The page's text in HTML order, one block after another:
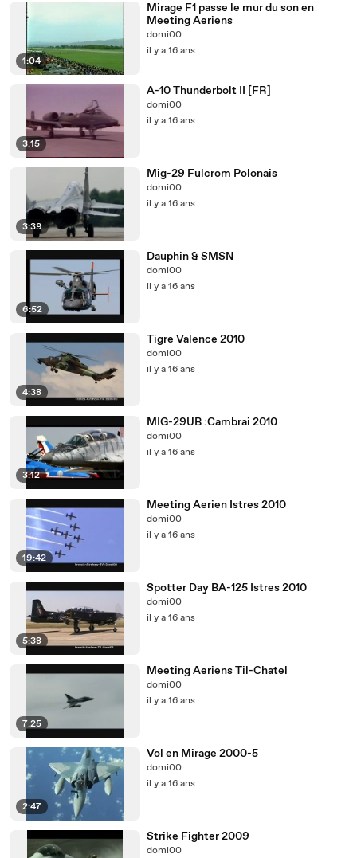
1:04
Mirage F1 passe le mur du son en
Meeting Aeriens
domi00
il y a 16 ans
3:15
A-10 Thunderbolt II [FR]
domi00
il y a 16 ans
3:39
Mig-29 Fulcrom Polonais
domi00
il y a 16 ans
6:52
Dauphin & SMSN
domi00
il y a 16 ans
4:38
Tigre Valence 2010
domi00
il y a 16 ans
3:12
MIG-29UB :Cambrai 2010
domi00
il y a 16 ans
19:42
Meeting Aerien Istres 2010
domi00
il y a 16 ans
5:38
Spotter Day BA-125 Istres 2010
domi00
il y a 16 ans
7:25
Meeting Aeriens Til-Chatel
domi00
il y a 16 ans
2:47
Vol en Mirage 2000-5
domi00
il y a 16 ans
Strike Fighter 2009
domi00